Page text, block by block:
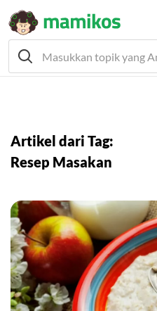
Artikel dari Tag:
Resep Masakan